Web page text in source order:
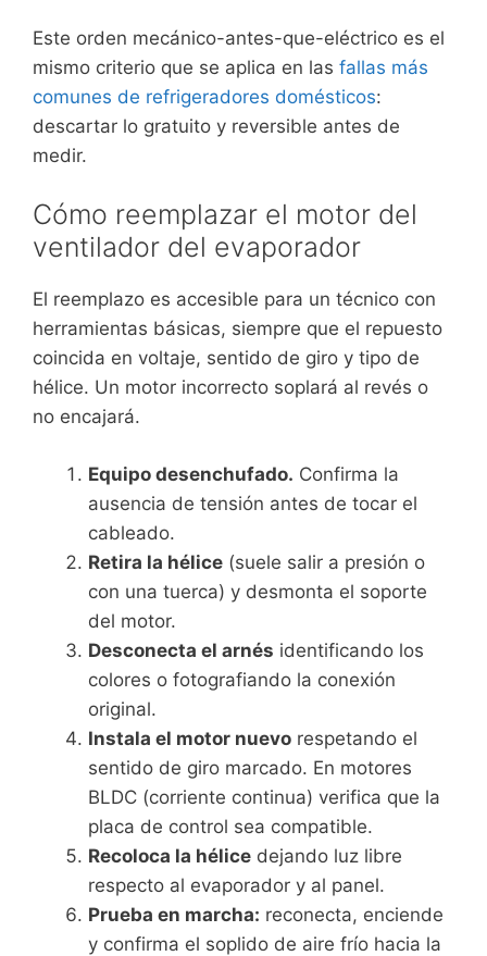
Este orden mecánico-antes-que-eléctrico es el
mismo criterio que se aplica en las fallas más
comunes de refrigeradores domésticos:
descartar lo gratuito y reversible antes de
medir.
Cómo reemplazar el motor del
ventilador del evaporador
El reemplazo es accesible para un técnico con
herramientas básicas, siempre que el repuesto
coincida en voltaje, sentido de giro y tipo de
hélice. Un motor incorrecto soplará al revés o
no encajará.
Equipo desenchufado. Confirma la
ausencia de tensión antes de tocar el
cableado.
Retira la hélice (suele salir a presión o
con una tuerca) y desmonta el soporte
del motor.
Desconecta el arnés identificando los
colores o fotografiando la conexión
original.
Instala el motor nuevo respetando el
sentido de giro marcado. En motores
BLDC (corriente continua) verifica que la
placa de control sea compatible.
Recoloca la hélice dejando luz libre
respecto al evaporador y al panel.
Prueba en marcha: reconecta, enciende
y confirma el soplido de aire frío hacia la